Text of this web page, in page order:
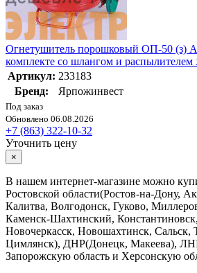
Огнетушитель порошковый ОП-50 (з)
комплекте со шлангом и
Артикул: 233183
Бренд:
Ярпожинвест
Под заказ
Обновлено 06.08.2026
+7 (863) 322-10-32
Уточнить цену
×
В нашем интернет-магазине можно
Ростовской области(Ростов-на-Дону,
Калитва, Волгодонск, Гуково,
Каменск-Шахтинский,
Новочеркасск, Новошахтинск, Сальск,
Цимлянск), ДНР(Донецк, Макеева),
Запорожскую область и Херсонскую